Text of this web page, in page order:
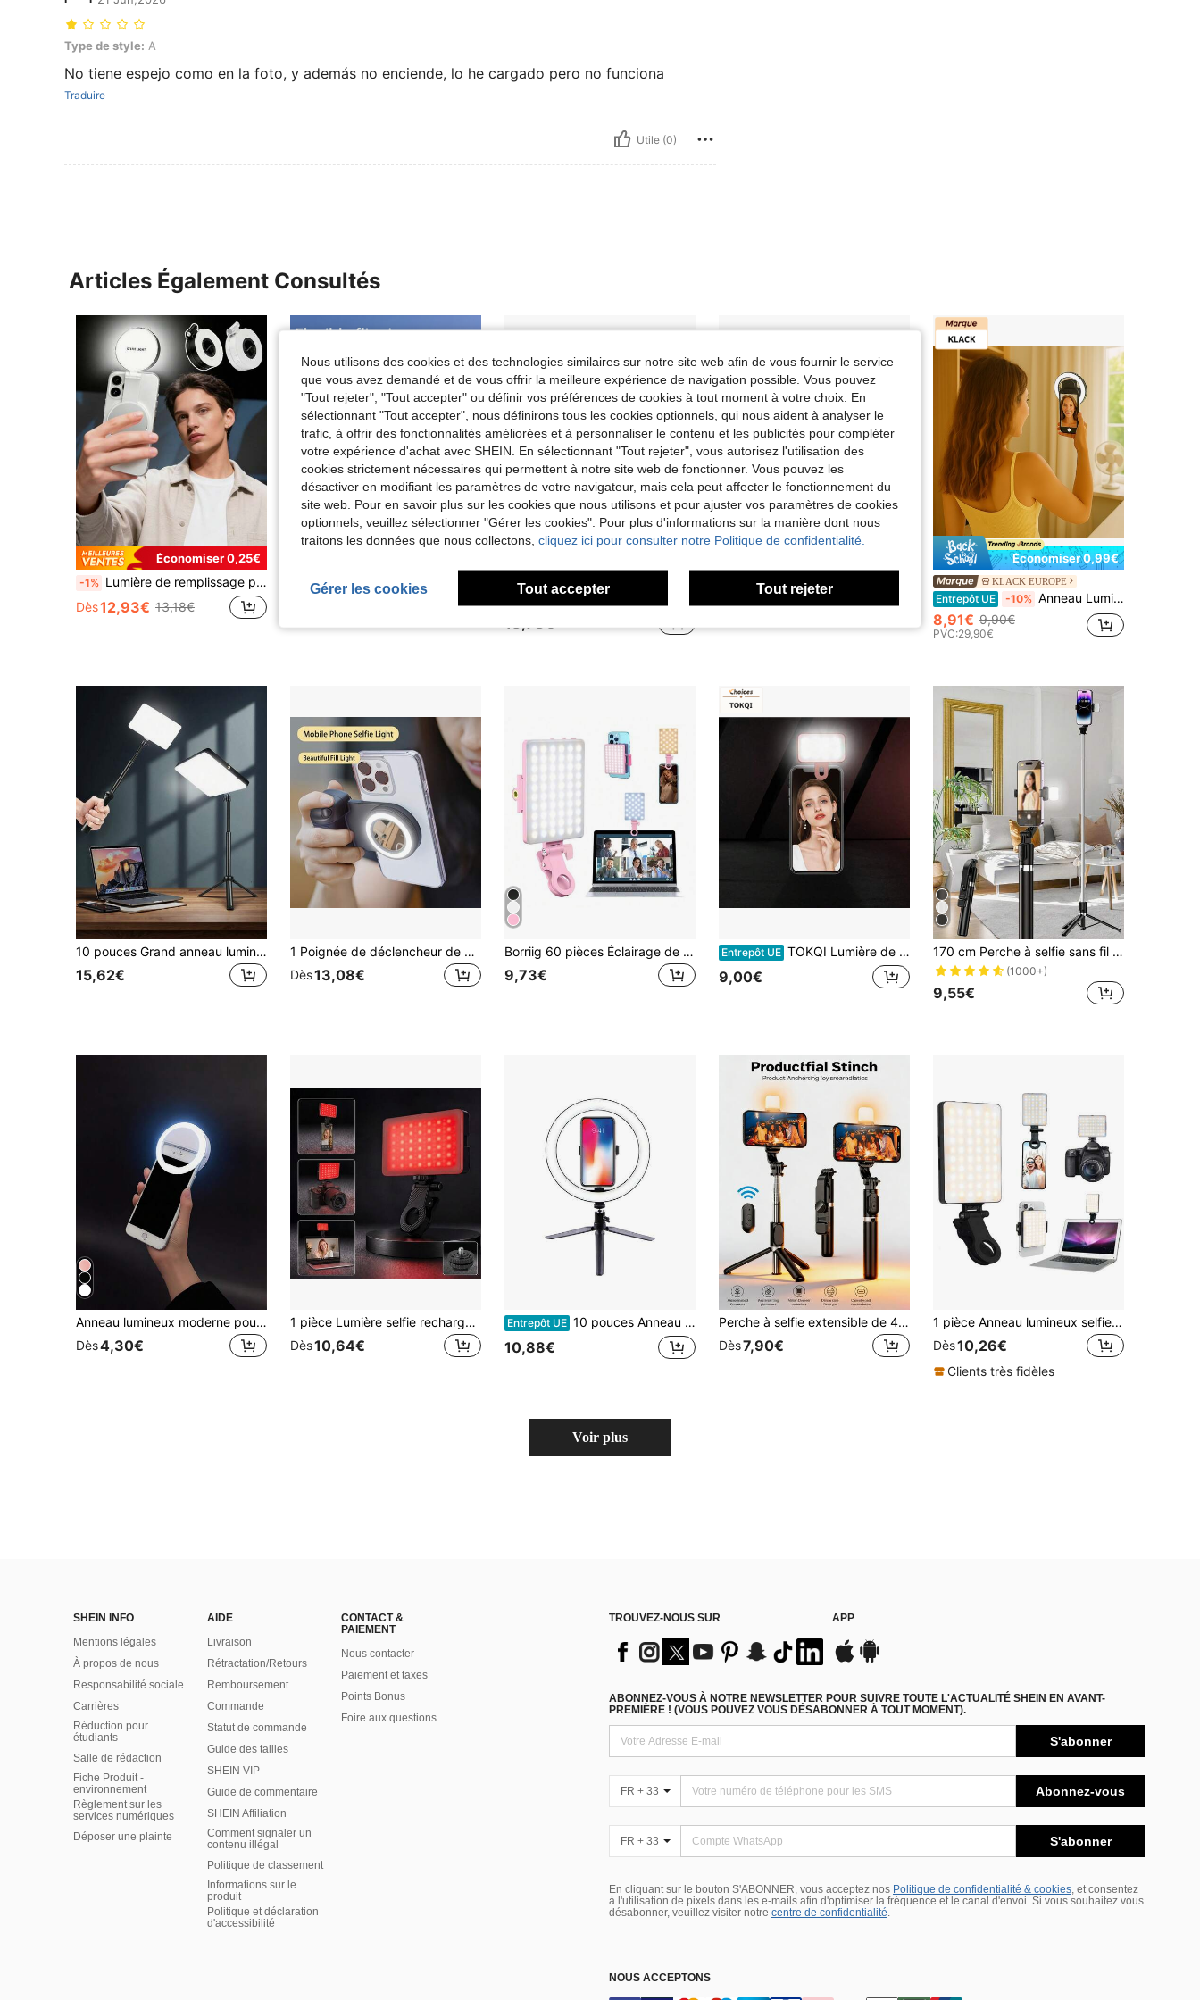
Type de style: A
Type de style: A
No tiene espejo como en la foto, y además no enciende, lo he cargado pero no funciona
Traduire
Utile (0)
Articles Également Consultés
Économiser 0,25€
-1% Lumière de remplissage pour téléphone miroir, lumière de remplissage selfie magnétique, compatible avec iPhone, anneau de lumière de remplissage LED 360° avec anneau adhésif, convient pour la photographie selfie, les appels vidéo, la visioconférence, la lumière de remplissage de poche, la lumière de remplissage de visioconférence avec clip de téléphone, 3 modes d'éclairage, rechargeable, compatible avec ordinateur portable/téléphone/tablette/visioconférence/maquillage, convient pour les selfies et la diffusion en direct
Dès12,93€ 13,18€ (1000+) 15,48€
Économiser 0,99€
KLACK EUROPE
Entrepôt UE -10% Anneau Lumineux LED Klack : Éclairage parfait pour vos prises de vue. Obtenez l'éclairage idéal pour chaque photo ou vidéo avec l'Anneau Lumineux LED Klack - Livraison en 24/48 heures depuis l'Espagne.
8,91€ 9,90€
PVC:29,90€
10 pouces Grand anneau lumineux carré pour selfie, 3 modes de couleur, gradable, comprend un trépied ajustable en 3 segments, portable et extensible, convient pour les fêtes et la photographie ; Bande lumineuse LED avec trépied flexible et support pour téléphone
15,62€
1 Poignée de déclencheur de caméra de téléphone portable magnétique rechargeable, support de prise en main ergonomique, interface de vis 1/4 de pouce, support de smartphone, équipé d'une lumière de remplissage pour la photographie de nuit, spécialement conçu pour les photographes de voyage.
Dès13,08€
Borriig 60 pièces Éclairage de conférence vidéo rechargeable avec clip, design de clip avant et arrière, 3 modes de gradation, convient pour smartphone, Android, ordinateur portable, maquillage, selfie, vlog
9,73€
Entrepôt UE TOKQI Lumière de remplissage portable pour selfie de téléphone, avec 3 modes d'éclairage réglables, comprend un clip de caméra de téléphone, lumière de remplissage à clip LED convenant aux téléphones, caméras, ordinateurs portables, convenant aux selfies de téléphone, à la visioconférence, au tournage de vlog
9,00€
170 cm Perche à selfie sans fil avec trépied et lumière LED, lumière vidéo LED portable et variable, convient pour appareil photo, caméscope, vlogging, selfie photo, enregistrement vidéo, réunion Zoom, interview, diffusion en direct, vlog, rassemblement familial, fête de Noël, selfie à main levée et activités extérieures
(1000+)
9,55€
Anneau lumineux moderne pour selfie, 28 LED, lumière de remplissage, lumière de téléphone, lumière de Noël, lumière de selfie, rechargeable USB, à clipser, réglable, convient pour smartphones, maquillage, streamers - contrôle par bouton, luminosité réglable, comprend un câble USB
Dès4,30€
1 pièce Lumière selfie rechargeable à pince de 90 LED haute puissance, Lumière de photographie couleur M140RVB, Lumière selfie tricolore M140, Lumière vidéo rechargeable portable, Lumière LED à pince, Réglable à 360°, Convient pour smartphone, appareil photo, ordinateur portable, tablette, selfie, vidéoconférence, éclairage, maquillage, vlog, 1800 mAh
Dès10,64€
Entrepôt UE 10 pouces Anneau lumineux LED à luminosité réglable avec support, anneau lumineux alimenté par USB avec trépied et support pour téléphone, convient pour le bureau, l'enregistrement vidéo, la diffusion en direct, le maquillage, la photographie
10,88€
Perche à selfie extensible de 40 pouces avec lumière de remplissage - Trépied de sol professionnel pour la diffusion en direct, avec télécommande sans fil, rotation à 360°, conception stable anti-secousse. Convient pour le vlogging de voyage et la diffusion en direct en extérieur. Compatible avec les smartphones, noir, pour les vacances d'été, les voyages, les activités de plein air, support trépied pour la diffusion en direct
Dès7,90€
1 pièce Anneau lumineux selfie à 60 LED, éclairage 3 en 1 gradable (lumière du jour/blanc chaud), rechargeable Type-C 5V, convient pour la photographie, les réunions en ligne, les téléphones, les caméras, les ordinateurs portables, les iPads, les vidéoconférences, disponible en rose/blanc/noir/violet
Dès10,26€
Clients très fidèles
Voir plus
SHEIN INFO
Mentions légales
À propos de nous
Responsabilité sociale
Carrières
Réduction pour
étudiants
Salle de rédaction
Fiche Produit -
environnement
Règlement sur les
services numériques
Déposer une plainte
AIDE
Livraison
Rétractation/Retours
Remboursement
Commande
Statut de commande
Guide des tailles
SHEIN VIP
Guide de commentaire
SHEIN Affiliation
Comment signaler un
contenu illégal
Politique de classement
Informations sur le
produit
Politique et déclaration
d'accessibilité
CONTACT &
PAIEMENT
Nous contacter
Paiement et taxes
Points Bonus
Foire aux questions
TROUVEZ-NOUS SUR APP
ABONNEZ-VOUS À NOTRE NEWSLETTER POUR SUIVRE TOUTE L'ACTUALITÉ SHEIN EN AVANT-
PREMIÈRE ! (VOUS POUVEZ VOUS DÉSABONNER À TOUT MOMENT).
S'abonner
FR + 33 Abonnez-vous
FR + 33 S'abonner
En cliquant sur le bouton S'ABONNER, vous acceptez nos Politique de confidentialité & cookies, et consentez
à l'utilisation de pixels dans les e-mails afin d'optimiser la fréquence et le canal d'envoi. Si vous souhaitez vous
désabonner, veuillez visiter notre centre de confidentialité.
NOUS ACCEPTONS
Nous utilisons des cookies et des technologies similaires sur notre site web afin de vous fournir le service
que vous avez demandé et de vous offrir la meilleure expérience de navigation possible. Vous pouvez
"Tout rejeter", "Tout accepter" ou définir vos préférences de cookies à tout moment à votre choix. En
sélectionnant "Tout accepter", nous définirons tous les cookies optionnels, qui nous aident à analyser le
trafic, à offrir des fonctionnalités améliorées et à personnaliser le contenu et les publicités pour compléter
votre expérience d'achat avec SHEIN. En sélectionnant "Tout rejeter", vous autorisez l'utilisation des
cookies strictement nécessaires qui permettent à notre site web de fonctionner. Vous pouvez les
désactiver en modifiant les paramètres de votre navigateur, mais cela peut affecter le fonctionnement du
site web. Pour en savoir plus sur les cookies que nous utilisons et pour ajuster vos paramètres de cookies
optionnels, veuillez sélectionner "Gérer les cookies". Pour plus d'informations sur la manière dont nous
traitons les données que nous collectons, cliquez ici pour consulter notre Politique de confidentialité.
Gérer les cookies Tout accepter Tout rejeter